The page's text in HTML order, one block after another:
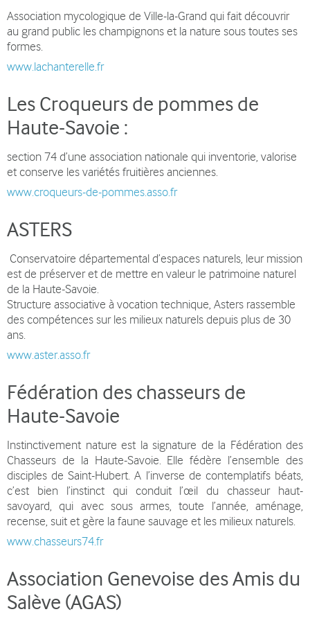
Association mycologique de Ville-la-Grand qui fait découvrir
au grand public les champignons et la nature sous toutes ses
formes.
www.lachanterelle.fr
Les Croqueurs de pommes de
Haute-Savoie :
section 74 d’une association nationale qui inventorie, valorise
et conserve les variétés fruitières anciennes.
www.croqueurs-de-pommes.asso.fr
ASTERS
Conservatoire départemental d’espaces naturels, leur mission
est de préserver et de mettre en valeur le patrimoine naturel
de la Haute-Savoie.
Structure associative à vocation technique, Asters rassemble
des compétences sur les milieux naturels depuis plus de 30
ans.
www.aster.asso.fr
Fédération des chasseurs de
Haute-Savoie
Instinctivement nature est la signature de la Fédération des
Chasseurs de la Haute-Savoie. Elle fédère l’ensemble des
disciples de Saint-Hubert. A l’inverse de contemplatifs béats,
c’est bien l’instinct qui conduit l’œil du chasseur haut-
savoyard, qui avec sous armes, toute l’année, aménage,
recense, suit et gère la faune sauvage et les milieux naturels.
www.chasseurs74.fr
Association Genevoise des Amis du
Salève (AGAS)